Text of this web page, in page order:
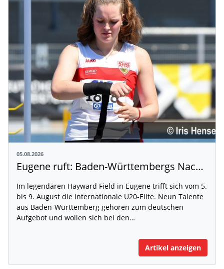
05.08.2026
Eugene ruft: Baden-Württembergs Nachwuchs greift nach der Weltspitze
Im legendären Hayward Field in Eugene trifft sich vom 5.
bis 9. August die internationale U20-Elite. Neun Talente
aus Baden-Württemberg gehören zum deutschen
Aufgebot und wollen sich bei den…
Artikel anzeigen